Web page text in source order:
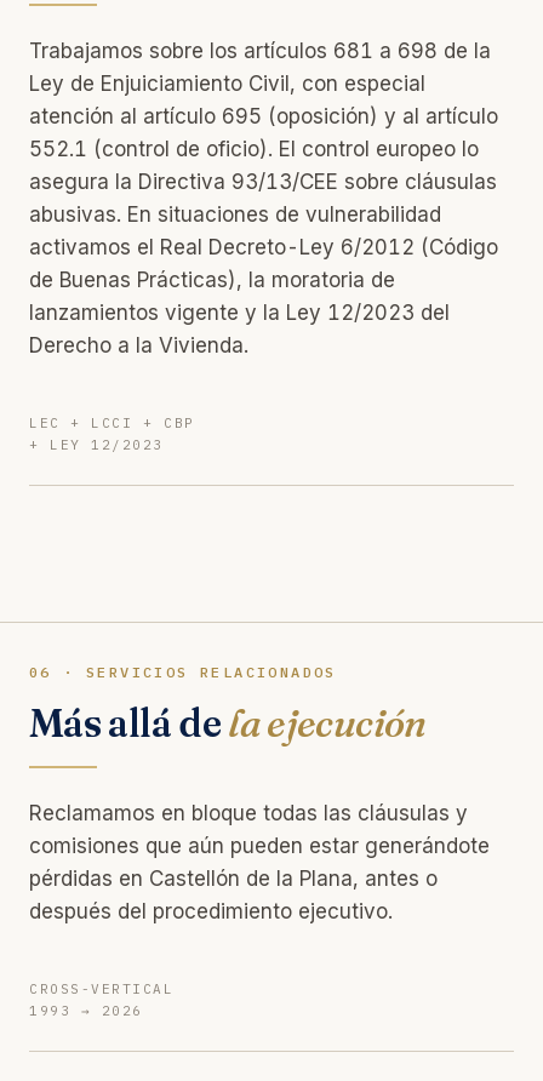
Trabajamos sobre los artículos 681 a 698 de la
Ley de Enjuiciamiento Civil, con especial
atención al artículo 695 (oposición) y al artículo
552.1 (control de oficio). El control europeo lo
asegura la Directiva 93/13/CEE sobre cláusulas
abusivas. En situaciones de vulnerabilidad
activamos el Real Decreto-Ley 6/2012 (Código
de Buenas Prácticas), la moratoria de
lanzamientos vigente y la Ley 12/2023 del
Derecho a la Vivienda.
LEC + LCCI + CBP
+ LEY 12/2023
06 · SERVICIOS RELACIONADOS
Más allá dela ejecución
Reclamamos en bloque todas las cláusulas y
comisiones que aún pueden estar generándote
pérdidas en Castellón de la Plana, antes o
después del procedimiento ejecutivo.
CROSS-VERTICAL
1993 → 2026